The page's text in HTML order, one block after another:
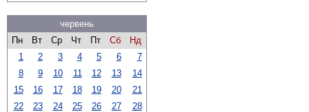
червень
Пн
Вт Ср Чт Пт Сб
Нд
1
2 3 4 5 6
7
8
9 10 11 12 13
14
15
16 17 18 19 20
21
22
23 24 25 26 27
28